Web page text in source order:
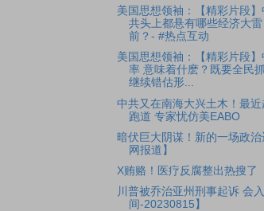
美国思想领袖：【精彩片段
共头上都悬有哪些经济大
前？- #热点互动
美国思想领袖：【精彩片段
率 意味着什麽？既要全民
继续错估形...
中共又在南海大兴土木！最
跑道 专家忧仿美EABO
暗伏巨大阴谋！新的一场政
网报道】
X贿赂！医疗反腐整出热搜了
川普被乔治亚州刑事起诉 会
间-20230815】